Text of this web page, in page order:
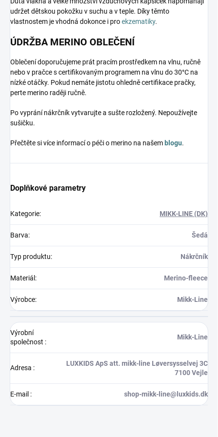
udržet dětskou pokožku v suchu a v teple. Díky těmto
vlastnostem je vhodná dokonce i proekzematiky.
ÚDRŽBA MERINO OBLEČENÍ
Oblečení doporučujeme prát pracím prostředkem na vlnu, ručně
nebo v pračce s certifikovaným programem na vlnu do 30°C na
nízké otáčky. Pokud nemáte jistotu ohledně certifikace pračky,
perte merino raději ručně.
Po vyprání nákrčník vytvarujte a sušte rozložený. Nepoužívejte
sušičku.
Přečtěte si více informací o péči o merino na našem blogu.
Doplňkové parametry
Kategorie: MIKK-LINE (DK)
Barva: Šedá
Typ produktu: Nákrčník
Materiál : Merino-fleece
Výrobce: Mikk-Line
Výrobní
společnost :
Mikk-Line
Adresa :
LUXKIDS ApS att. mikk-line Løversysselvej 3C
7100 Vejle
E-mail : shop-mikk-line@luxkids.dk